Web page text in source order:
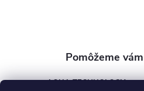
AQUA TECHNOLOGY s.r.o.